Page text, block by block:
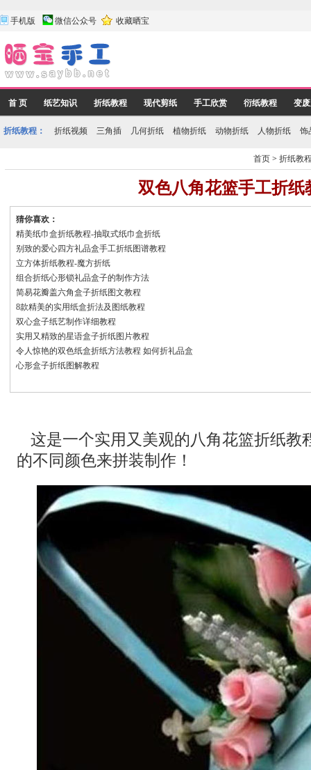
手机版 微信公众号 收藏晒宝
首 页 纸艺知识 折纸教程 现代剪纸 手工欣赏 衍纸教程 变
折纸教程： 折纸视频 三角插 几何折纸 植物折纸 动物折纸 人物折纸 饰
首页 >折纸教
双色八角花篮手工折纸
猜你喜欢：
精美纸巾盒折纸教程-抽取式纸巾盒折纸
别致的爱心四方礼品盒手工折纸图谱教程
立方体折纸教程-魔方折纸
组合折纸心形锁礼品盒子的制作方法
简易花瓣盖六角盒子折纸图文教程
8款精美的实用纸盒折法及图纸教程
双心盒子纸艺制作详细教程
实用又精致的星语盒子折纸图片教程
令人惊艳的双色纸盒折纸方法教程 如何折礼品盒
心形盒子折纸图解教程
这是一个实用又美观的八角花篮折纸教
的不同颜色来拼装制作！